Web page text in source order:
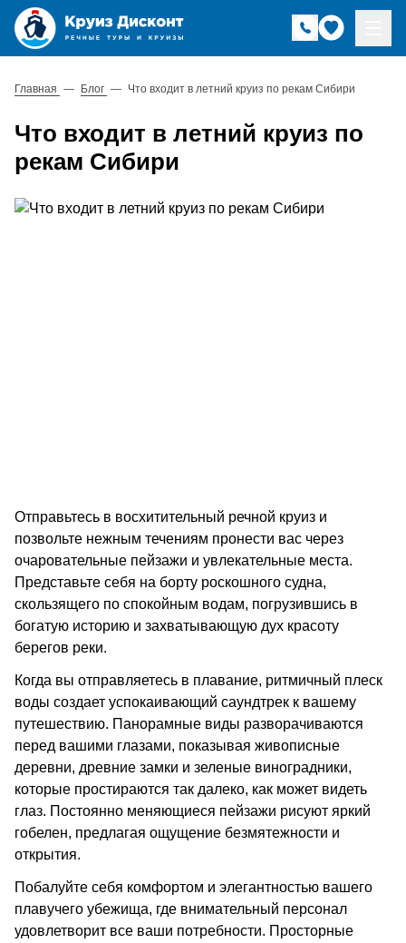
Главная — Блог — Что входит в летний круиз по рекам Сибири
Что входит в летний круиз по
рекам Сибири
Отправьтесь в восхитительный речной круиз и
позвольте нежным течениям пронести вас через
очаровательные пейзажи и увлекательные места.
Представьте себя на борту роскошного судна,
скользящего по спокойным водам, погрузившись в
богатую историю и захватывающую дух красоту
берегов реки.
Когда вы отправляетесь в плавание, ритмичный плеск
воды создает успокаивающий саундтрек к вашему
путешествию. Панорамные виды разворачиваются
перед вашими глазами, показывая живописные
деревни, древние замки и зеленые виноградники,
которые простираются так далеко, как может видеть
глаз. Постоянно меняющиеся пейзажи рисуют яркий
гобелен, предлагая ощущение безмятежности и
открытия.
Побалуйте себя комфортом и элегантностью вашего
плавучего убежища, где внимательный персонал
удовлетворит все ваши потребности. Просторные